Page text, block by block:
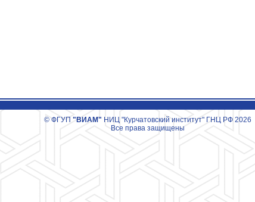
© ФГУП "ВИАМ" НИЦ "Курчатовский институт" ГНЦ РФ 2026
Все права защищены